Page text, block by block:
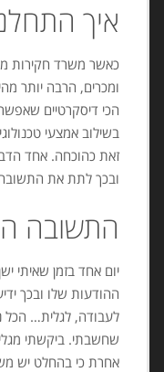
איך
כאשר משרד חקירות
ומכרים, הרבה יותר
הכי דיסקרטיים
בשילוב אמצעי
זאת כהוכחה. אחד
ובכך לתת את התשובה
התשובה
יום אחד בזמן שאיתי
ההודעות שלו ובכך
לעבודה, לגלית… הכל
שחשבתי. ביקשתי
אחרת כי בהחלט יש